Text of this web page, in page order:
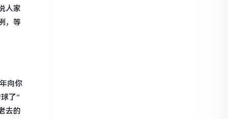
人家
，等
向你
了”
去的